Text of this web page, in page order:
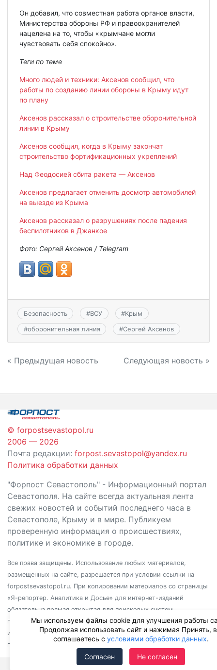
Он добавил, что совместная работа органов власти,
Министерства обороны РФ и правоохранителей
нацелена на то, чтобы «крымчане могли
чувствовать себя спокойно».
Теги по теме
Много людей и техники: Аксенов сообщил, что
работы по созданию линии обороны в Крыму идут
по плану
Аксенов рассказал о строительстве оборонительной
линии в Крыму
Аксенов сообщил, когда в Крыму закончат
строительство фортификационных укреплений
Над Феодосией сбита ракета — Аксенов
Аксенов предлагает отменить досмотр автомобилей
на выезде из Крыма
Аксенов рассказал о разрушениях после падения
беспилотников в Джанкое
Фото: Сергей Аксенов / Telegram
Безопасность #ВСУ #Крым
#оборонительная линия #Сергей Аксенов
Навигация
записям
« Предыдущая новость Следующая новость »
© forpostsevastopol.ru
2006 — 2026
Почта редакции: forpost.sevastopol@yandex.ru
Политика обработки данных
"Форпост Севастополь" - Информационный портал
Севастополя. На сайте всегда актуальная лента
свежих новостей и событий последнего часа в
Севастополе, Крыму и в мире. Публикуем
проверенную информация о происшествиях,
политике и экономике в городе.
Все права защищены. Использование любых материалов,
размещенных на сайте, разрешается при условии ссылки на
forpostsevastopol.ru. При копировании материалов со страницы
«Я-репортер. Аналитика и Досье» для интернет-изданий
обязательна прямая открытая для поисковых систем
гиперссылка. Независимо от полного или частичного
использования материалов, ссылка должна быть размещена в
подзаголовке или первом абзаце материала.
Мы используем файлы cookie для улучшения работы
Продолжая использовать сайт и нажимая Принять,
соглашаетесь с условиями обработки данных.
Согласен Не согласен